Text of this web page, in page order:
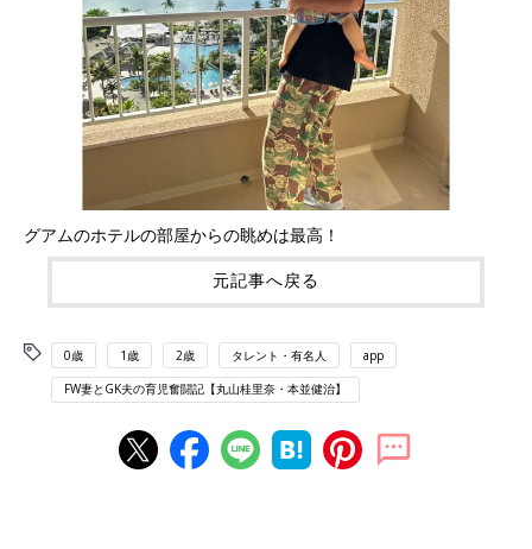
グアムのホテルの部屋からの眺めは最高！
元記事へ戻る
0歳 1歳 2歳 タレント・有名人 app
FW妻とGK夫の育児奮闘記【丸山桂里奈・本並健治】